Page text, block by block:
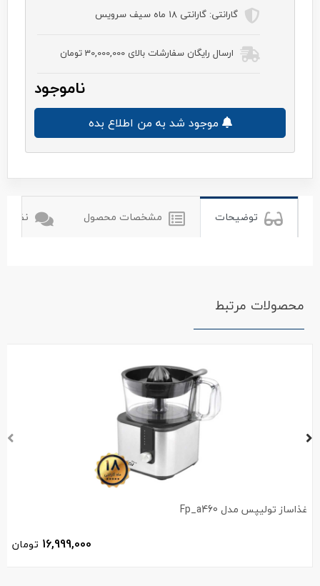
گارانتی: گارانتی 18 ماه سیف سرویس
ارسال رایگان سفارشات بالای 30,000,000 تومان
ناموجود
توضیحات مشخصات محصول نظرات
محصولات مرتبط
غذاساز تولیپس مدل Fp_a460
16,999,000 تومان